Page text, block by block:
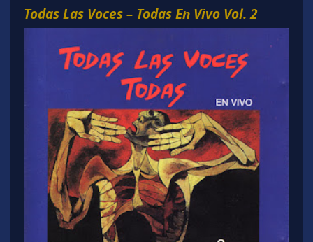
Todas Las Voces – Todas En Vivo Vol. 2